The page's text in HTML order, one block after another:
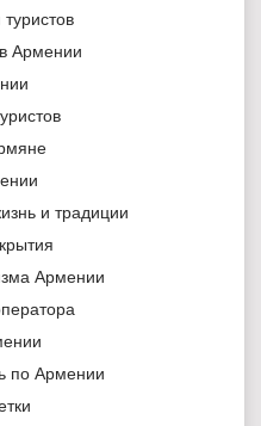
Армении
и традиции
Армении
по Армении